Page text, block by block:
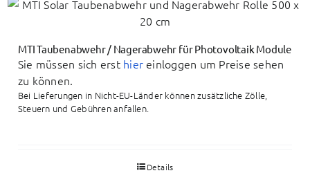
MTI Taubenabwehr / Nagerabwehr für Photovoltaik Module
Sie müssen sich erst hier einloggen um Preise sehen
zu können.
Bei Lieferungen in Nicht-EU-Länder können zusätzliche Zölle,
Steuern und Gebühren anfallen.
Details